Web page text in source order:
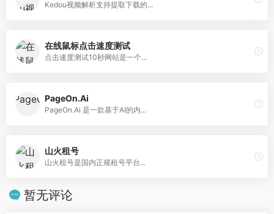
Kedou视频解析支持提取下载的...
在线鼠标点击速度测试
点击速度测试10秒网站是一个...
PageOn.Ai
PageOn.Ai 是一款基于AI的内...
山火租号
山火租号是国内正规租号平台...
暂无评论